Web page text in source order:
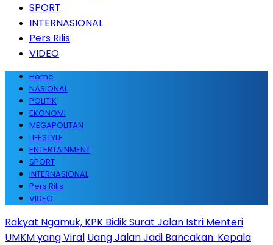
SPORT
INTERNASIONAL
Pers Rilis
VIDEO
Home
NASIONAL
POLITIK
EKONOMI
MEGAPOLITAN
LIFESTYLE
ENTERTAINMENT
SPORT
INTERNASIONAL
Pers Rilis
VIDEO
Rakyat Ngamuk, KPK Bidik Surat Jalan Istri Menteri
UMKM yang Viral Uang Jalan Jadi Bancakan: Kepala